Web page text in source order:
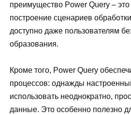
преимущество Power Query – это
построение сценариев
доступно даже пользователям
образования.
Кроме того, Power Query
процессов: однажды
использовать неоднократно,
данные. Это особенно полезно